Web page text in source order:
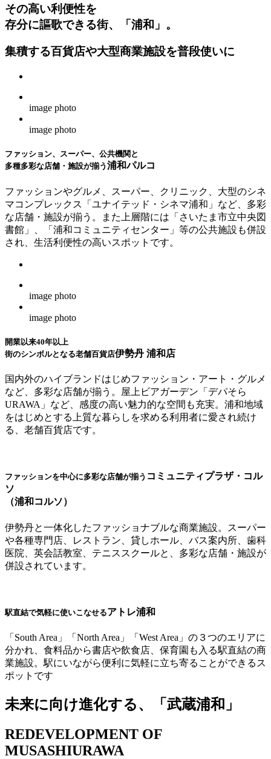
その高い利便性を
存分に謳歌できる街、「浦和」。
集積する百貨店や大型商業施設を普段使いに
image photo
image photo
ファッション、スーパー、公共機関と
多種多彩な店舗・施設が揃う 浦和パルコ
ファッションやグルメ、スーパー、クリニック、大型のシネ
マコンプレックス「ユナイテッド・シネマ浦和」など、多彩
な店舗・施設が揃う。また上層階には「さいたま市立中央図
書館」、「浦和コミュニティセンター」等の公共施設も併設
され、生活利便性の高いスポットです。
image photo
image photo
開業以来40年以上
街のシンボルとなる老舗百貨店伊勢丹 浦和店
国内外のハイブランドはじめファッション・アート・グルメ
など、多彩な店舗が揃う。屋上ビアガーデン「デパそら
URAWA」など、感度の高い魅力的な空間も充実。浦和地域
をはじめとする上質な暮らしを求める利用者に愛され続け
る、老舗百貨店です。
ファッションを中心に多彩な店舗が揃う コミュニティプラザ・コル
ソ
（浦和コルソ）
伊勢丹と一体化したファッショナブルな商業施設。スーパー
や各種専門店、レストラン、貸しホール、バス案内所、歯科
医院、英会話教室、テニススクールと、多彩な店舗・施設が
併設されています。
駅直結で気軽に使いこなせるアトレ浦和
「South Area」「North Area」「West Area」の３つのエリアに
分かれ、食料品から書店や飲食店、保育園も入る駅直結の商
業施設。駅にいながら便利に気軽に立ち寄ることができるス
ポットです
未来に向け進化する、「武蔵浦和」
REDEVELOPMENT OF
MUSASHIURAWA